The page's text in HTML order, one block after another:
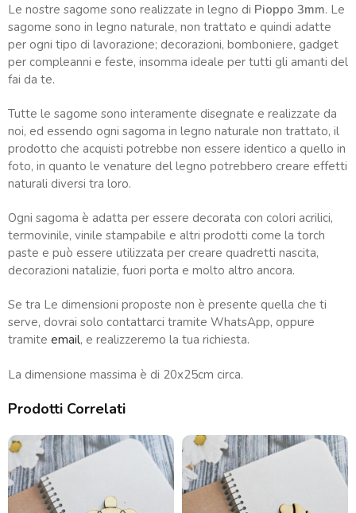
Le nostre sagome sono realizzate in legno di Pioppo 3mm. Le
sagome sono in legno naturale, non trattato e quindi adatte
per ogni tipo di lavorazione; decorazioni, bomboniere, gadget
per compleanni e feste, insomma ideale per tutti gli amanti del
fai da te.
Tutte le sagome sono interamente disegnate e realizzate da
noi, ed essendo ogni sagoma in legno naturale non trattato, il
prodotto che acquisti potrebbe non essere identico a quello in
foto, in quanto le venature del legno potrebbero creare effetti
naturali diversi tra loro.
Ogni sagoma è adatta per essere decorata con colori acrilici,
termovinile, vinile stampabile e altri prodotti come la torch
paste e può essere utilizzata per creare quadretti nascita,
decorazioni natalizie, fuori porta e molto altro ancora.
Se tra Le dimensioni proposte non è presente quella che ti
serve, dovrai solo contattarci tramite WhatsApp, oppure
tramite email, e realizzeremo la tua richiesta.
La dimensione massima è di 20x25cm circa.
Prodotti Correlati